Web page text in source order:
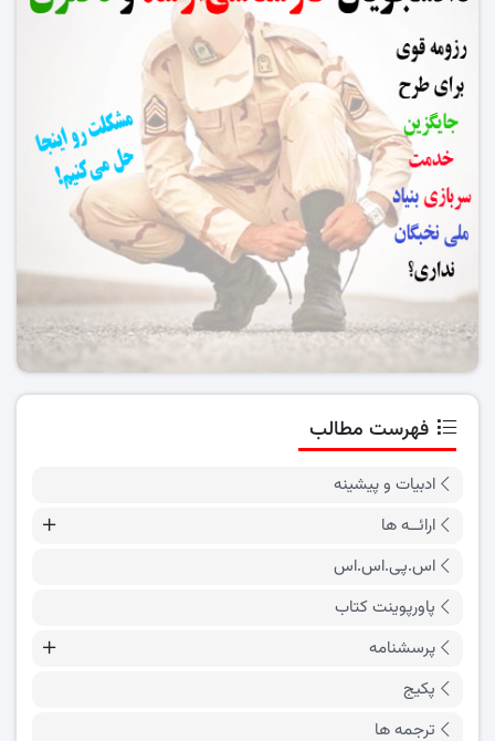
فهرست مطالب
ادبیات و پیشینه
ارائــه ها
اس.پی.اس.اس
پاورپوینت کتاب
پرسشنامه
پکیج
ترجمه ها